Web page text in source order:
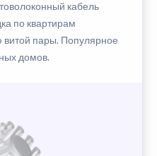
кабель
по квартирам
пары. Популярное
домов.